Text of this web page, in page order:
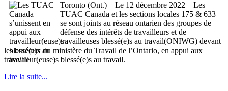
Toronto (Ont.) – Le 12 décembre 2022 – Les
TUAC Canada et les sections locales 175 & 633
se sont joints au réseau ontarien des groupes de
défense des intérêts de travailleurs et de
travailleuses blessé(e)s au travail(ONIWG) devant
les bureaux du ministère du Travail de l’Ontario, en appui aux
travailleur(euse)s blessé(e)s au travail.
Lire la suite...